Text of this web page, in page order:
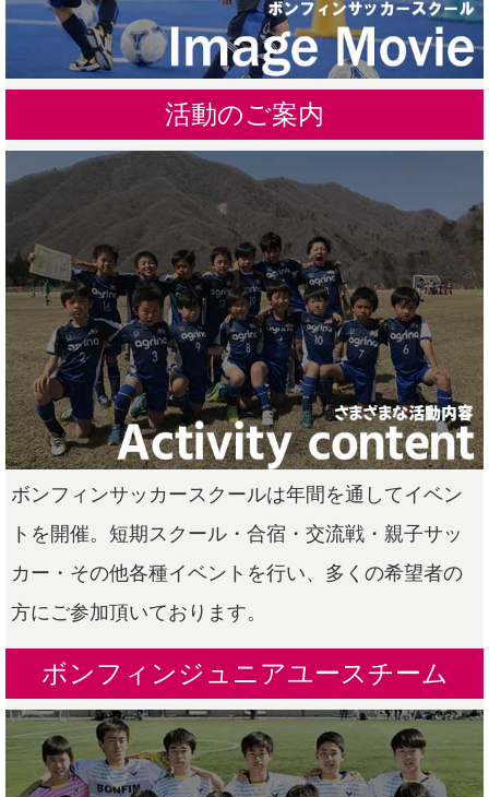
活動のご案内
ボンフィンサッカースクールは年間を通してイベン
トを開催。短期スクール・合宿・交流戦・親子サッ
カー・その他各種イベントを行い、多くの希望者の
方にご参加頂いております。
ボンフィンジュニアユースチーム